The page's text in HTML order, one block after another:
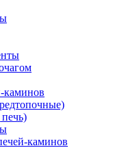
каминов
каминов